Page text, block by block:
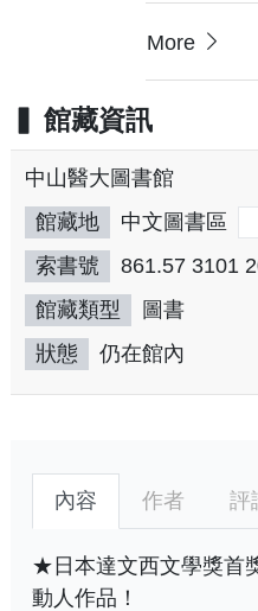
More
館藏資訊
中山醫大圖書館
館藏地
中文圖書區
索書號
861.57 3101
館藏類型
圖書
狀態
仍在館內
內容 作者 評
★日本達文西文學獎首
動人作品！